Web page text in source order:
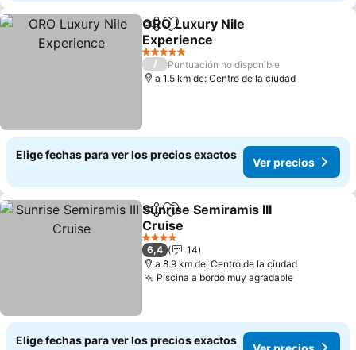
CompartirAgregar a favoritos
ORO Luxury Nile
Experience
Ver precios
5 Estrellas
/
Puntuación no disponible
a 1.5 km de: Centro de la ciudad
Elige fechas para ver los precios exactos
Ver precios
CompartirAgregar a favoritos
Sunrise Semiramis III
Cruise
Ver precios
4 Estrellas
6,4
14
a 8.9 km de: Centro de la ciudad
Piscina a bordo muy agradableVer
Elige fechas para ver los precios exactos